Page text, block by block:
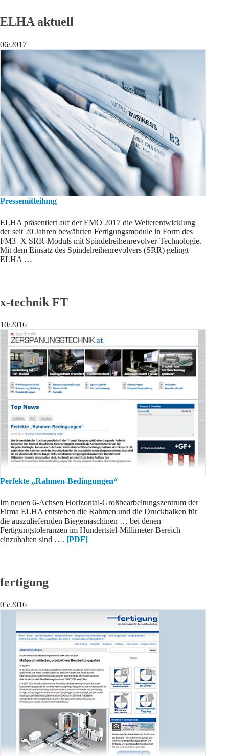
ELHA aktuell
06/2017
Pressemitteilung
ELHA präsentiert auf der EMO 2017 die Weiterentwicklung
der seit 20 Jahren bewährten Fertigungsmodule in Form des
FM3+X SRR-Moduls mit Spindelreihenrevolver-Technologie.
Mit dem Einsatz des Spindelreihenrevolvers (SRR) gelingt
ELHA …
x-technik FT
10/2016
Perfekte „Rahmen-Bedingungen“
Im neuen 6-Achsen Horizontal-Großbearbeitungszentrum der
Firma ELHA entstehen die Rahmen und die Druckbalken für
die auszuliefernden Biegemaschinen … bei denen
Fertigungstoleranzen im Hundertstel-Millimeter-Bereich
einzuhalten sind …. [PDF]
fertigung
05/2016